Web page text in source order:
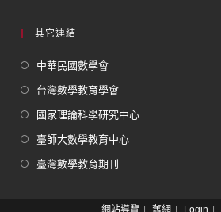
其它連結
中華民國數學會
台灣數學教育學會
國家理論科學研究中心
臺師大數學教育中心
臺灣數學教育期刊
網站導覽 舊網 Login